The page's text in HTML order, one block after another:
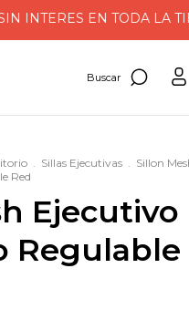
EN TODA LA
. Sillas Ejecutivas . Sillon
Red
Ejecutivo
Regulable